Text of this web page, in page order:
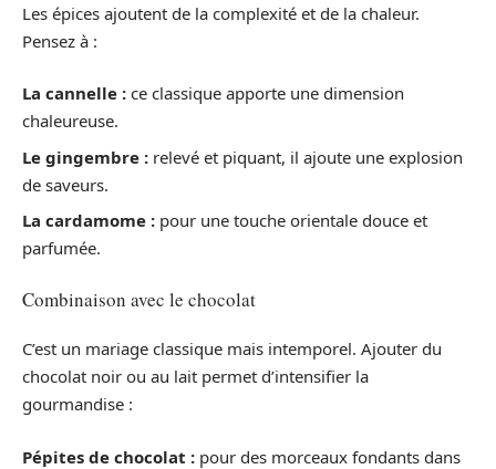
Les épices ajoutent de la complexité et de la chaleur.
Pensez à :
La cannelle : ce classique apporte une dimension
chaleureuse.
Le gingembre : relevé et piquant, il ajoute une explosion
de saveurs.
La cardamome : pour une touche orientale douce et
parfumée.
Combinaison avec le chocolat
C’est un mariage classique mais intemporel. Ajouter du
chocolat noir ou au lait permet d’intensifier la
gourmandise :
Pépites de chocolat : pour des morceaux fondants dans